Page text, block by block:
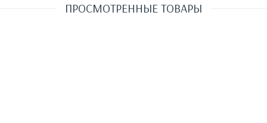
ПРОСМОТРЕННЫЕ ТОВАРЫ